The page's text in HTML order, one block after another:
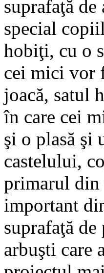
suprafaţă
special
hobiţi, cu o
cei mici vor
joacă, satul
în care cei
şi o plasă şi
castelului,
primarul din
important
suprafaţă
arbuşti care